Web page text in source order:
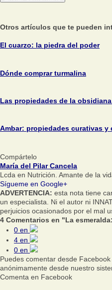
Otros artículos que te pueden
El cuarzo: la piedra del poder
Dónde comprar turmalina
Las propiedades de la
Ambar: propiedades curativas y
Compártelo
María del Pilar Cancela
Lcda en Nutrición. Amante de la
Sígueme en Google+
ADVERTENCIA: esta nota tiene
un especialista. Ni el autor ni
perjuicios ocasionados por el mal
4 Comentarios en "La
0 en
4 en
0 en
Puedes comentar desde
anónimamente desde nuestro
Comenta en Facebook